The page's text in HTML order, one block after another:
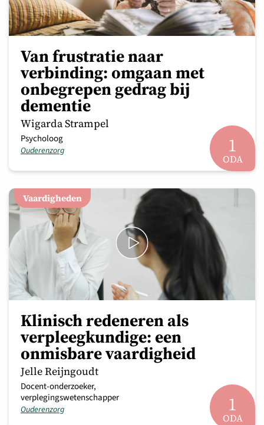
Van frustratie naar
verbinding: omgaan met
onbegrepen gedrag bij
dementie
Wigarda Strampel
Psycholoog
Ouderenzorg 1
ODA
Vaardigheden
Klinisch redeneren als
verpleegkundige: een
onmisbare vaardigheid
Jelle Reijngoudt
Docent-onderzoeker,
verplegingswetenschapper
Ouderenzorg 1
ODA